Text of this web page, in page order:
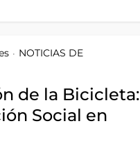
• NOTICIAS DE
de la Bicicleta:
Social en